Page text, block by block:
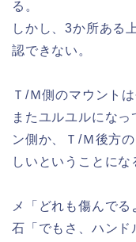
る。
しかし、3か所ある
認できない。
Ｔ/Ｍ側のマウント
またユルユルにな
ン側か、Ｔ/Ｍ後方
しいということにな
メ「どれも傷んでる
石「でもさ、ハンド